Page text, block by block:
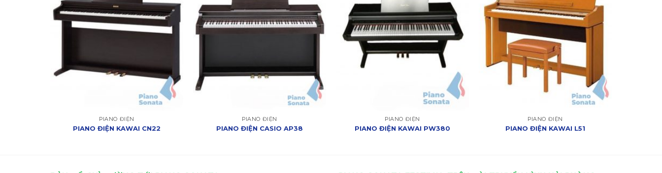
PIANO ĐIỆN
PIANO ĐIỆN KAWAI CN22
PIANO ĐIỆN
PIANO ĐIỆN CASIO AP38
PIANO ĐIỆN
PIANO ĐIỆN KAWAI PW380
PIANO ĐIỆN
PIANO ĐIỆN KAWAI L51